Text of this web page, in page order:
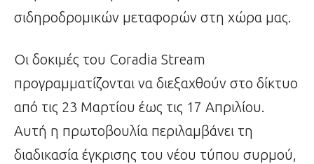
σιδηροδρομικών μεταφορών στη χώρα μας.
Οι δοκιμές του Coradia Stream
προγραμματίζονται να διεξαχθούν στο δίκτυο
από τις 23 Μαρτίου έως τις 17 Απριλίου.
Αυτή η πρωτοβουλία περιλαμβάνει τη
διαδικασία έγκρισης του νέου τύπου συρμού,